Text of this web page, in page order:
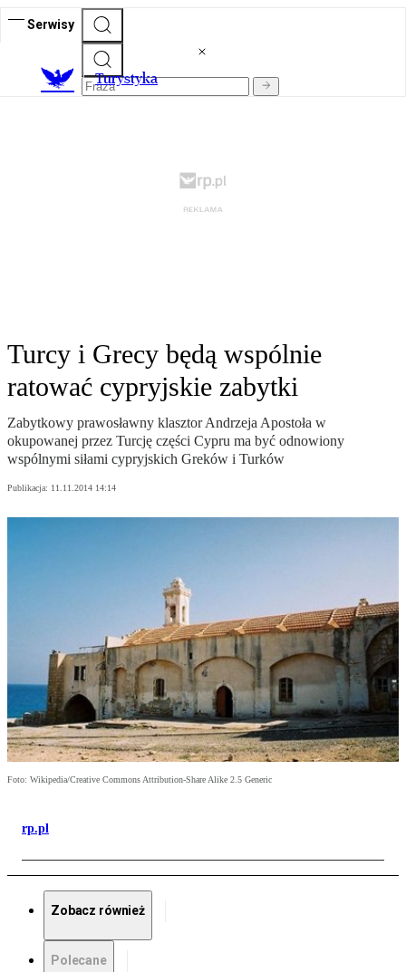
Serwisy
Turystyka
Turcy i Grecy będą wspólnie
ratować cypryjskie zabytki
Zabytkowy prawosławny klasztor Andrzeja Apostoła w
okupowanej przez Turcję części Cypru ma być odnowiony
wspólnymi siłami cypryjskich Greków i Turków
Publikacja: 11.11.2014 14:14
Foto: Wikipedia/Creative Commons Attribution-Share Alike 2.5 Generic
rp.pl
Zobacz również
Polecane